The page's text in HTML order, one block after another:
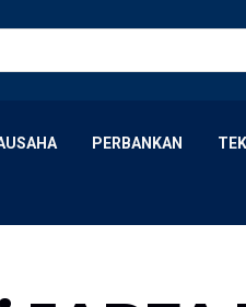
PERBANKAN